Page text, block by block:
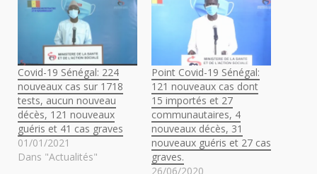
Covid-19 Sénégal: 224
nouveaux cas sur 1718
tests, aucun nouveau
décès, 121 nouveaux
guéris et 41 cas graves
01/01/2021
Dans "Actualités"
Point Covid-19 Sénégal:
121 nouveaux cas dont
15 importés et 27
communautaires, 4
nouveaux décès, 31
nouveaux guéris et 27 cas
graves.
26/06/2020